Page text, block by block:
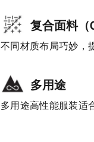
复合面料（
不同材质布局巧妙，
多用途
多用途高性能服装适